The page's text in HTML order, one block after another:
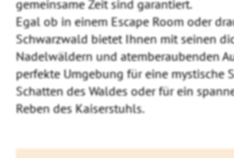
gemeinsame Zeit sind garantiert.
Egal ob in einem Escape Room oder
Schwarzwald bietet Ihnen mit seinen
Nadelwäldern und atemberaubenden
perfekte Umgebung für eine mystische
Schatten des Waldes oder für ein
Reben des Kaiserstuhls.